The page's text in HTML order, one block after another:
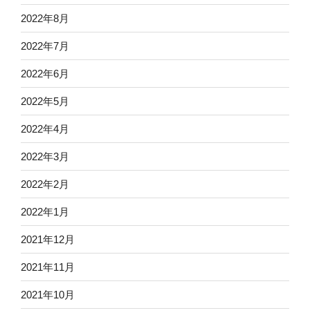
2022年8月
2022年7月
2022年6月
2022年5月
2022年4月
2022年3月
2022年2月
2022年1月
2021年12月
2021年11月
2021年10月